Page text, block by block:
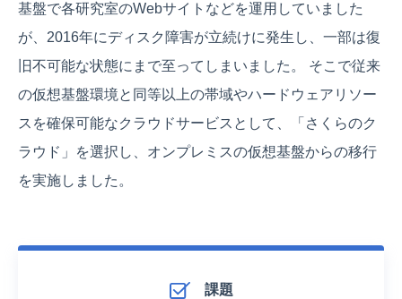
基盤で各研究室のWebサイトなどを運用していました
が、2016年にディスク障害が立続けに発生し、一部は復
旧不可能な状態にまで至ってしまいました。 そこで従来
の仮想基盤環境と同等以上の帯域やハードウェアリソー
スを確保可能なクラウドサービスとして、「さくらのク
ラウド」を選択し、オンプレミスの仮想基盤からの移行
を実施しました。
課題